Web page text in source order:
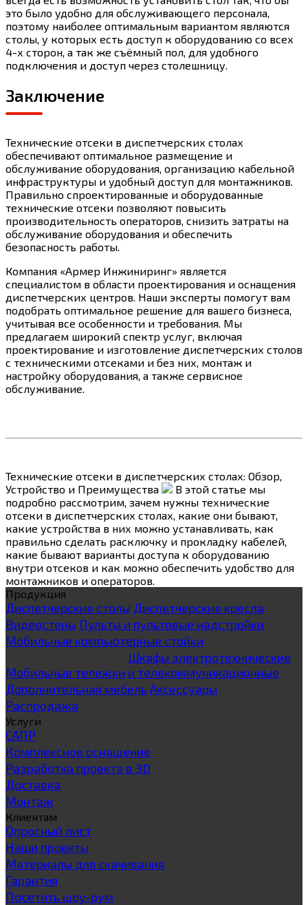
это было удобно для обслуживающего персонала,
поэтому наиболее оптимальным вариантом являются
столы, у которых есть доступ к оборудованию со всех
4-х сторон, а так же съёмный пол, для удобного
подключения и доступ через столешницу.
Заключение
Технические отсеки в диспетчерских столах
обеспечивают оптимальное размещение и
обслуживание оборудования, организацию кабельной
инфраструктуры и удобный доступ для монтажников.
Правильно спроектированные и оборудованные
технические отсеки позволяют повысить
производительность операторов, снизить затраты на
обслуживание оборудования и обеспечить
безопасность работы.
Компания «Армер Инжиниринг» является
специалистом в области проектирования и оснащения
диспетчерских центров. Наши эксперты помогут вам
подобрать оптимальное решение для вашего бизнеса,
учитывая все особенности и требования. Мы
предлагаем широкий спектр услуг, включая
проектирование и изготовление диспетчерских столов
с техническими отсеками и без них, монтаж и
настройку оборудования, а также сервисное
обслуживание.
Технические отсеки в диспетчерских столах: Обзор,
Устройство и Преимущества
В этой статье мы
подробно рассмотрим, зачем нужны технические
отсеки в диспетчерских столах, какие они бывают,
какие устройства в них можно устанавливать, как
правильно сделать расключку и прокладку кабелей,
какие бывают варианты доступа к оборудованию
внутри отсеков и как можно обеспечить удобство для
монтажников и операторов.
Продукция
Диспетчерские столы Диспетчерские кресла
Видеостены Пульты и пультовые надстройки
Мобильные компьютерные стойки
Мобильные тележки
Шкафы электротехнические
и телекоммуникационные
Дополнительная мебель Аксессуары
Распродажа
Услуги
САПР
Комплексное оснащение
Разработка проекта в 3D
Доставка
Монтаж
Клиентам
Опросный лист
Наши проекты
Материалы для скачивания
Гарантия
Посетить шоу-рум